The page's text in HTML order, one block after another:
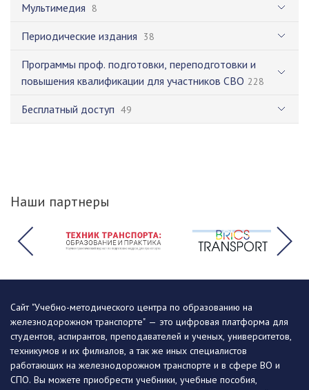
Мультимедия 8
Периодические издания 38
Программы проф. подготовки, переподготовки и
повышения квалификации для участников СВО 228
Бесплатный доступ 49
Наши партнеры
Сайт "Учебно-методического центра по образованию на
железнодорожном транспорте" — это цифровая платформа для
студентов, аспирантов, преподавателей и ученых, университетов,
техникумов и их филиалов, а так же иных специалистов
работающих на железнодорожном транспорте и в сфере ВО и
СПО. Вы можете приобрести учебники, учебные пособия,